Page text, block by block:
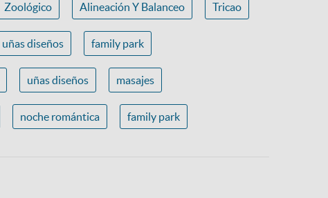
Zoológico Alineación Y Balanceo Tricao
uñas diseños family park
uñas diseños masajes
noche romántica family park